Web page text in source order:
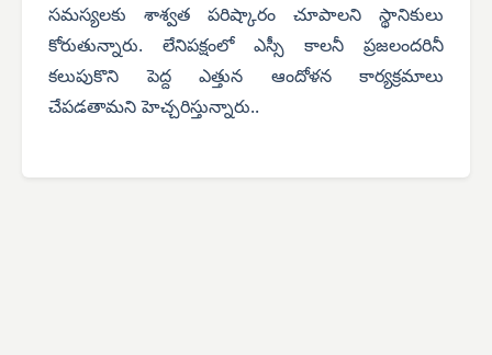
సమస్యలకు శాశ్వత పరిష్కారం చూపాలని స్థానికులు
కోరుతున్నారు. లేనిపక్షంలో ఎస్సీ కాలనీ ప్రజలందరినీ
కలుపుకొని పెద్ద ఎత్తున ఆందోళన కార్యక్రమాలు
చేపడతామని హెచ్చరిస్తున్నారు..